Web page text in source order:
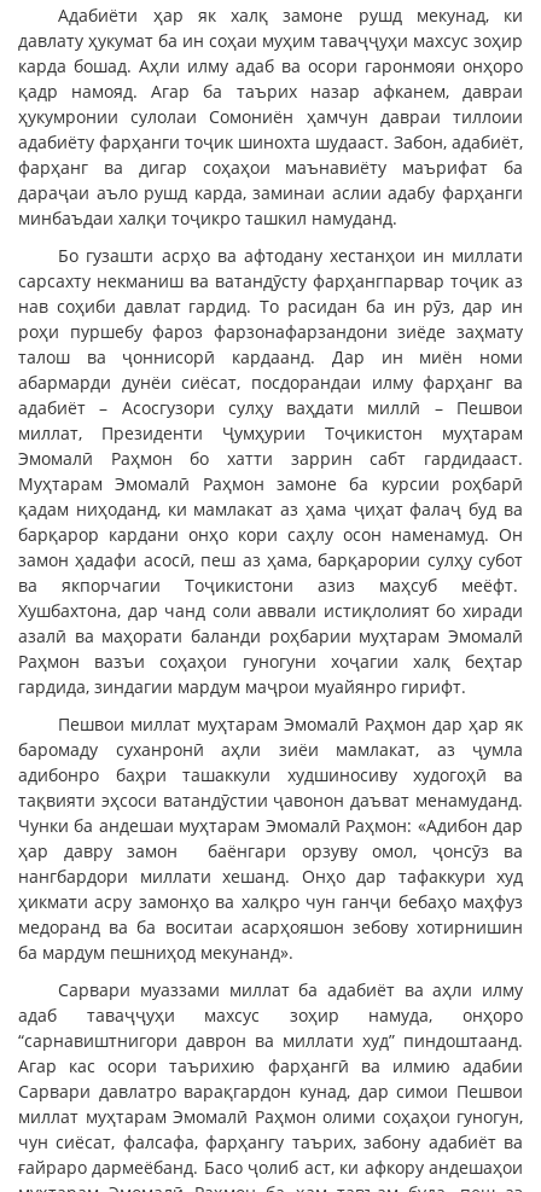
Адабиёти ҳар як халқ замоне рушд мекунад, ки
давлату ҳукумат ба ин соҳаи муҳим таваҷҷуҳи махсус зоҳир
карда бошад. Аҳли илму адаб ва осори гаронмояи онҳоро
қадр намояд. Агар ба таърих назар афканем, давраи
ҳукумронии сулолаи Сомониён ҳамчун давраи тиллоии
адабиёту фарҳанги тоҷик шинохта шудааст. Забон, адабиёт,
фарҳанг ва дигар соҳаҳои маънавиёту маърифат ба
дараҷаи аъло рушд карда, заминаи аслии адабу фарҳанги
минбаъдаи халқи тоҷикро ташкил намуданд.
Бо гузашти асрҳо ва афтодану хестанҳои ин миллати
сарсахту некманиш ва ватандӯсту фарҳангпарвар тоҷик аз
нав соҳиби давлат гардид. То расидан ба ин рӯз, дар ин
роҳи пуршебу фароз фарзонафарзандони зиёде заҳмату
талош ва ҷоннисорӣ кардаанд. Дар ин миён номи
абармарди дунёи сиёсат, посдорандаи илму фарҳанг ва
адабиёт – Асосгузори сулҳу ваҳдати миллӣ – Пешвои
миллат, Президенти Ҷумҳурии Тоҷикистон муҳтарам
Эмомалӣ Раҳмон бо хатти заррин сабт гардидааст.
Муҳтарам Эмомалӣ Раҳмон замоне ба курсии роҳбарӣ
қадам ниҳоданд, ки мамлакат аз ҳама ҷиҳат фалаҷ буд ва
барқарор кардани онҳо кори саҳлу осон наменамуд. Он
замон ҳадафи асосӣ, пеш аз ҳама, барқарории сулҳу субот
ва якпорчагии Тоҷикистони азиз маҳсуб меёфт.
Хушбахтона, дар чанд соли аввали истиқлолият бо хиради
азалӣ ва маҳорати баланди роҳбарии муҳтарам Эмомалӣ
Раҳмон вазъи соҳаҳои гуногуни хоҷагии халқ беҳтар
гардида, зиндагии мардум маҷрои муайянро гирифт.
Пешвои миллат муҳтарам Эмомалӣ Раҳмон дар ҳар як
баромаду суханронӣ аҳли зиёи мамлакат, аз ҷумла
адибонро баҳри ташаккули худшиносиву худогоҳӣ ва
тақвияти эҳсоси ватандӯстии ҷавонон даъват менамуданд.
Чунки ба андешаи муҳтарам Эмомалӣ Раҳмон: «Адибон дар
ҳар давру замон баёнгари орзуву омол, ҷонсӯз ва
нангбардори миллати хешанд. Онҳо дар тафаккури худ
ҳикмати асру замонҳо ва халқро чун ганҷи бебаҳо маҳфуз
медоранд ва ба воситаи асарҳояшон зебову хотирнишин
ба мардум пешниҳод мекунанд».
Сарвари муаззами миллат ба адабиёт ва аҳли илму
адаб таваҷҷуҳи махсус зоҳир намуда, онҳоро
“сарнавиштнигори даврон ва миллати худ” пиндоштаанд.
Агар кас осори таърихию фарҳангӣ ва илмию адабии
Сарвари давлатро варақгардон кунад, дар симои Пешвои
миллат муҳтарам Эмомалӣ Раҳмон олими соҳаҳои гуногун,
чун сиёсат, фалсафа, фарҳангу таърих, забону адабиёт ва
ғайраро дармеёбанд. Басо ҷолиб аст, ки афкору андешаҳои